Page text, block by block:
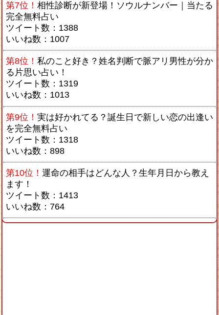
第7位！ 相性診断が新登場！ソウルナンバー｜当たる
完全無料占い
ツイート数：1388
いいね数：1007
第8位！ 私のこと好き？姓名判断で脈アリ男性が分か
る片思い占い！
ツイート数：1319
いいね数：1013
第9位！ 実は好かれてる？誕生日で新しい恋の出逢い
を完全無料占い
ツイート数：1318
いいね数：898
第10位！ 運命の相手はどんな人？生年月日から教え
ます！
ツイート数：1413
いいね数：764